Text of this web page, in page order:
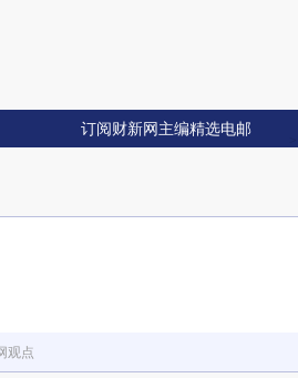
订阅财新网主编精选电邮
观点